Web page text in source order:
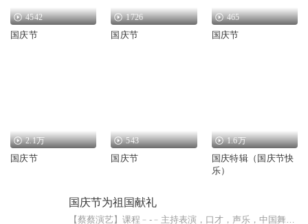
4542
国庆节
1726
国庆节
465
国庆节
2.1万
国庆节
543
国庆节
1.6万
国庆特辑（国庆节快
乐）
国庆节为祖国献礼